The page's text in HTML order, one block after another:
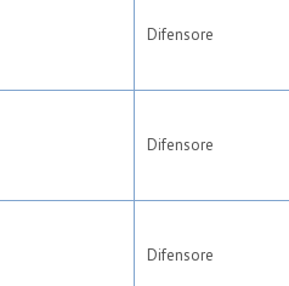
Difensore
Difensore
Difensore